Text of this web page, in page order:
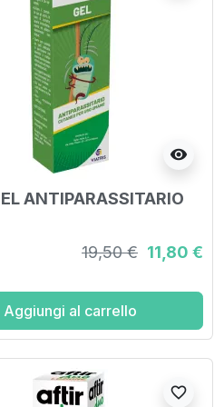
visibility
ANTIPARASSITARIO
19,50 € 11,80 €
Aggiungi al carrello
favorite_border